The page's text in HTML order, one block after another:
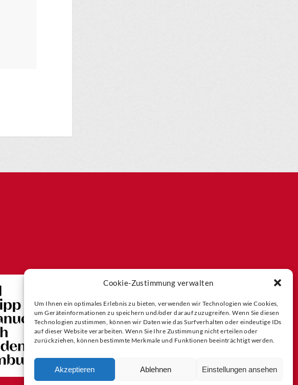
Cookie-Zustimmung verwalten
Um Ihnen ein optimales Erlebnis zu bieten, verwenden wir Technologien wie Cookies,
um Geräteinformationen zu speichern und/oder darauf zuzugreifen. Wenn Sie diesen
Technologien zustimmen, können wir Daten wie das Surfverhalten oder eindeutige IDs
auf dieser Website verarbeiten. Wenn Sie Ihre Zustimmung nicht erteilen oder
zurückziehen, können bestimmte Merkmale und Funktionen beeinträchtigt werden.
Akzeptieren Ablehnen Einstellungen ansehen